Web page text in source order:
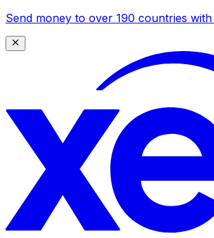
Send money to over 190 countries with